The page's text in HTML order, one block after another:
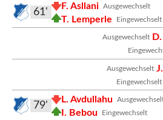
Ausgewechselt
F. Asllani
Eingewechselt
T. Lemperle
61'
Ausgewechselt
Ausgewechselt
Eingewechselt
L. Avdullahu
Eingewechselt
I. Bebou
79'